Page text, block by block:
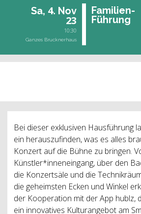
Sa, 4. Nov
23
10:30
Ganzes Brucknerhaus
Fa­mi­li­en-
Füh­rung
Bei dieser exklusiven Hausführung
ein herauszufinden, was es alles
Konzert auf die Bühne zu bringen.
Künstler*inneneingang, über den
die Konzertsäle und die
die geheimsten Ecken und Winkel
der Kooperation mit der App hublz,
ein innovatives Kulturangebot am